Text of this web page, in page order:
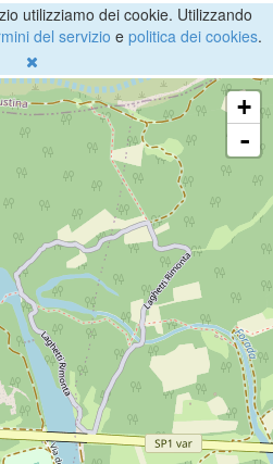
utilizziamo dei cookie. Utilizzando
del servizio e politica dei cookies.
+
-